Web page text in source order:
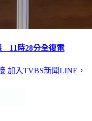
11時28分全復電
加入TVBS新聞LINE，